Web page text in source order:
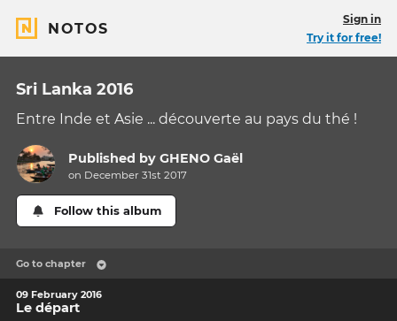
NOTOS
Sign in
Try it for free!
Sri Lanka 2016
Entre Inde et Asie ... découverte au pays du thé !
Published byGHENO Gaël
on December 31st 2017
Follow this album
Go to chapter
09 February 2016
Le départ